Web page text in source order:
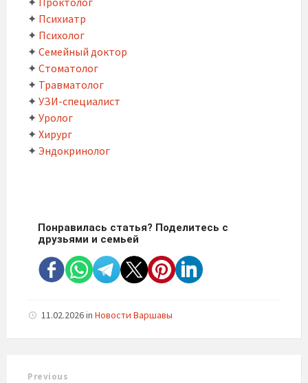
✦ Психиатр
✦ Психолог
✦ Семейный доктор
✦ Стоматолог
✦ Травматолог
✦ УЗИ-специалист
✦ Уролог
✦ Хирург
✦ Эндокринолог
Понравилась статья? Поделитесь с
друзьями и семьей
11.02.2026in Новости Варшавы
Previous